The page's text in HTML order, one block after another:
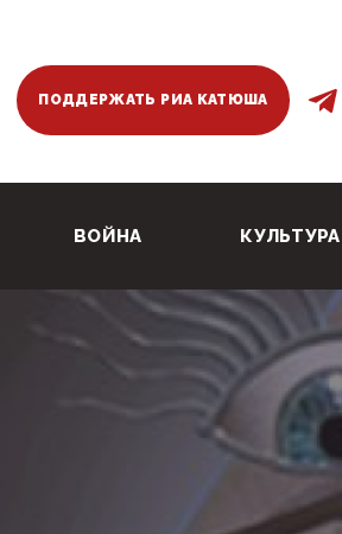
ПОДДЕРЖАТЬ РИА КАТЮША
ВОЙНА КУЛЬТУРА